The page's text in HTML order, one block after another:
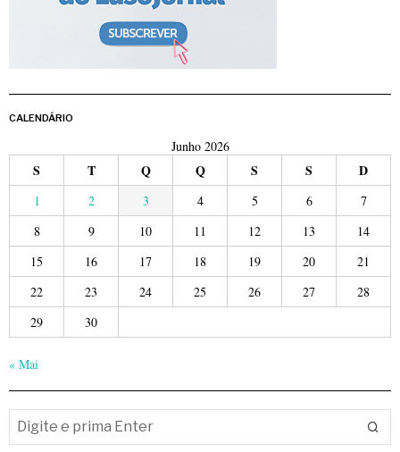
CALENDÁRIO
Junho 2026
S T Q Q S S D
1 2 3 4 5 6
7
8
9 10 11 12 13
14
15
16 17 18 19 20
21
22
23 24 25 26 27
28
29
30
« Mai